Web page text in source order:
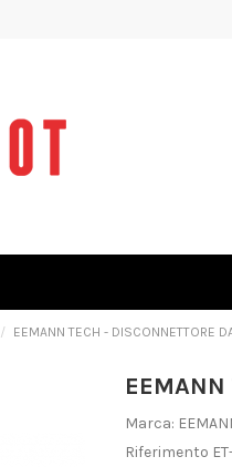
EEMANN TECH - DISCONNETTORE
EEMANN
Marca:
Riferimento